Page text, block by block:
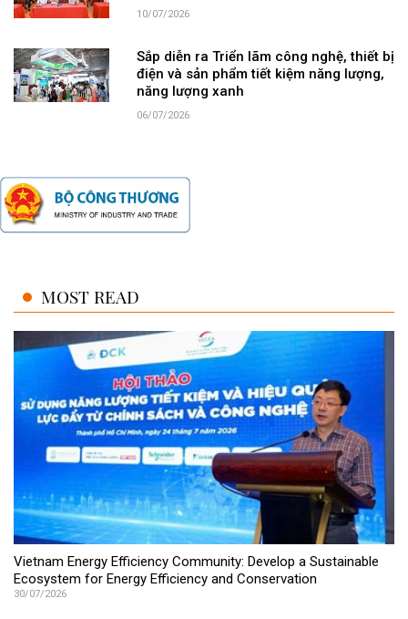
10/07/2026
Sắp diễn ra Triển lãm công nghệ, thiết bị
điện và sản phẩm tiết kiệm năng lượng,
năng lượng xanh
06/07/2026
MOST READ
Vietnam Energy Efficiency Community: Develop a Sustainable
Ecosystem for Energy Efficiency and Conservation
30/07/2026